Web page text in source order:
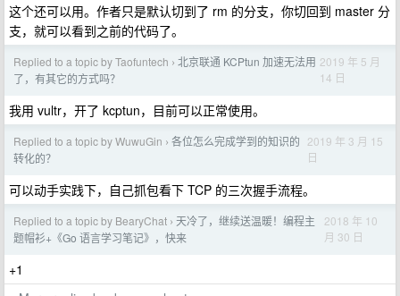
这个还可以用。作者只是默认切到了 rm 的分支，你切回到 master 分
支，就可以看到之前的代码了。
Replied to a topic by Taofuntech › 北京联通 KCPtun 加速无法用
了，有其它的方式吗？
2019 年 5 月
14 日
我用 vultr，开了 kcptun，目前可以正常使用。
Replied to a topic by WuwuGin › 各位怎么完成学到的知识的
转化的？
2019 年 3 月 15
日
可以动手实践下，自己抓包看下 TCP 的三次握手流程。
Replied to a topic by BearyChat › 天冷了，继续送温暖！编程主
题帽衫+《Go 语言学习笔记》，快来
2018 年 10
月 30 日
+1